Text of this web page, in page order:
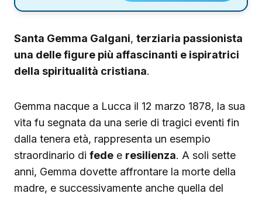
Santa Gemma Galgani, terziaria passionista
una delle figure più affascinanti e ispiratrici
della spiritualità cristiana.
Gemma nacque a Lucca il 12 marzo 1878, la sua
vita fu segnata da una serie di tragici eventi fin
dalla tenera età, rappresenta un esempio
straordinario di fede e resilienza. A soli sette
anni, Gemma dovette affrontare la morte della
madre, e successivamente anche quella del